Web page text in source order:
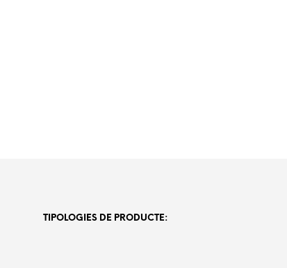
TIPOLOGIES DE PRODUCTE: